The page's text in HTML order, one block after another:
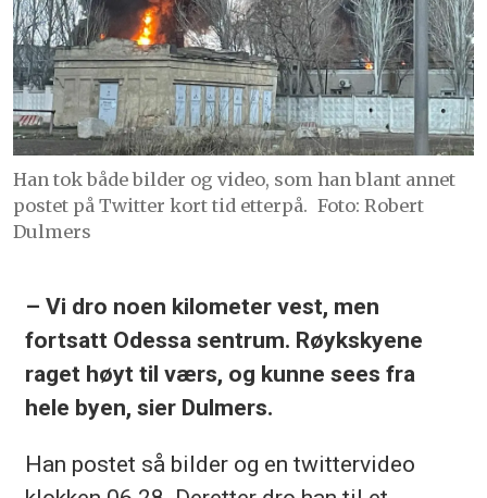
Han tok både bilder og video, som han blant annet
postet på Twitter kort tid etterpå. Foto: Robert
Dulmers
– Vi dro noen kilometer vest, men
fortsattOdessa sentrum. Røykskyene
raget høyt til værs, og kunne sees fra
hele byen, sier Dulmers.
Han postet så bilder og en twittervideo